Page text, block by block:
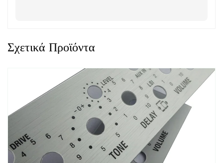
Σχετικά Προϊόντα